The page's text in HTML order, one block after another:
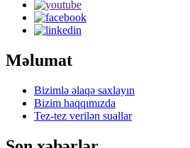
Məlumat
Bizimlə əlaqə saxlayın
Bizim haqqımızda
Tez-tez verilən suallar